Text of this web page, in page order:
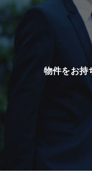
物件をお持